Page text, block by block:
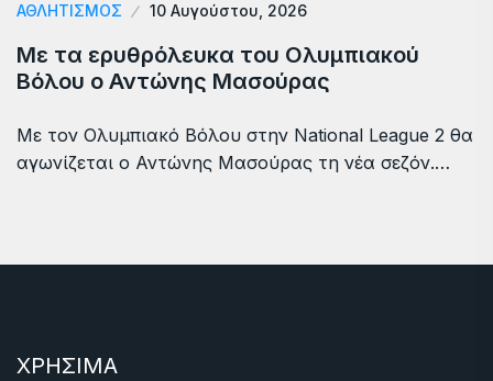
ΑΘΛΗΤΙΣΜΟΣ 10 Αυγούστου, 2026
Με τα ερυθρόλευκα του Ολυμπιακού
Βόλου ο Αντώνης Μασούρας
Με τον Ολυμπιακό Βόλου στην National League 2 θα
αγωνίζεται ο Αντώνης Μασούρας τη νέα σεζόν.…
ΧΡΗΣΙΜΑ